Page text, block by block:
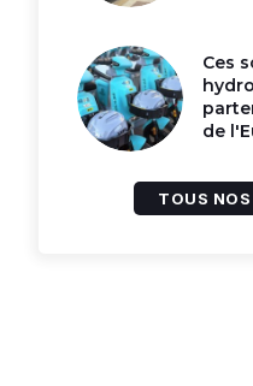
Ces
de
TOUS